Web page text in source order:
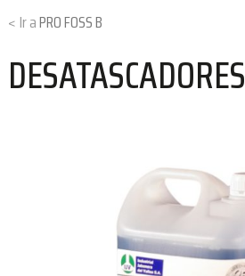
PRO FOSS B
DESATASCADORES